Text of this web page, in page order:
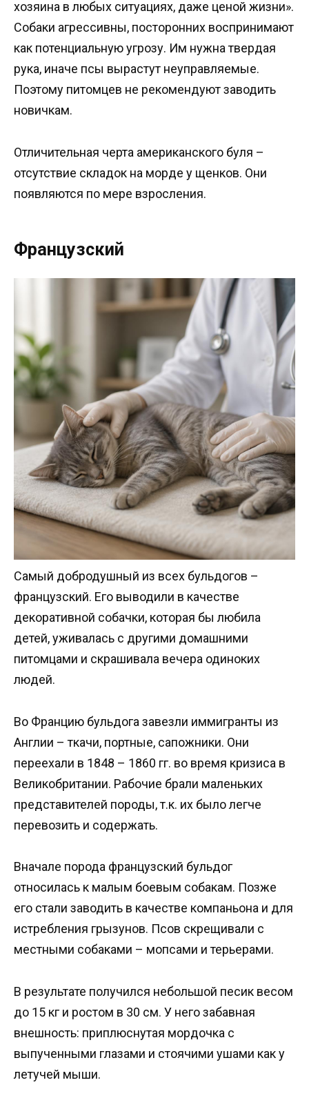
хозяина в любых ситуациях, даже ценой жизни».
Собаки агрессивны, посторонних воспринимают
как потенциальную угрозу. Им нужна твердая
рука, иначе псы вырастут неуправляемые.
Поэтому питомцев не рекомендуют заводить
новичкам.
Отличительная черта американского буля –
отсутствие складок на морде у щенков. Они
появляются по мере взросления.
Французский
Самый добродушный из всех бульдогов –
французский. Его выводили в качестве
декоративной собачки, которая бы любила
детей, уживалась с другими домашними
питомцами и скрашивала вечера одиноких
людей.
Во Францию бульдога завезли иммигранты из
Англии – ткачи, портные, сапожники. Они
переехали в 1848 – 1860 гг. во время кризиса в
Великобритании. Рабочие брали маленьких
представителей породы, т.к. их было легче
перевозить и содержать.
Вначале порода французский бульдог
относилась к малым боевым собакам. Позже
его стали заводить в качестве компаньона и для
истребления грызунов. Псов скрещивали с
местными собаками – мопсами и терьерами.
В результате получился небольшой песик весом
до 15 кг и ростом в 30 см. У него забавная
внешность: приплюснутая мордочка с
выпученными глазами и стоячими ушами как у
летучей мыши.